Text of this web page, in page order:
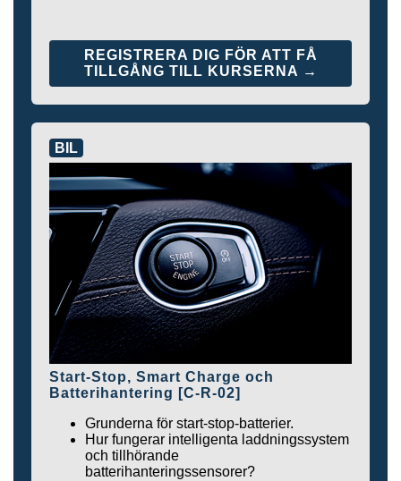
REGISTRERA DIG FÖR ATT FÅ
TILLGÅNG TILL KURSERNA →
BIL
Start-Stop, Smart Charge och
Batterihantering [C-R-02]
Grunderna för start-stop-batterier.
Hur fungerar intelligenta laddningssystem
och tillhörande
batterihanteringssensorer?